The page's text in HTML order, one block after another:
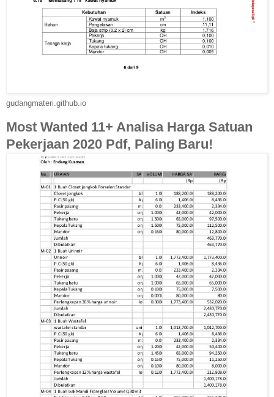
gudangmateri.github.io
Most Wanted 11+ Analisa Harga Satuan
Pekerjaan 2020 Pdf, Paling Baru!